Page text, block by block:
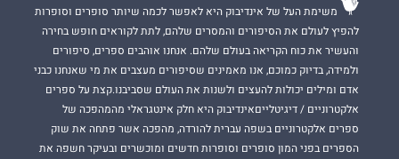
משימת העל של אינדיבוק היא לאפשר לכמה שיותר סופרים וסופרות
להפיץ לעולם את הסיפורים והמסרים שלהם, לתת לקוראים חופש בחירה
והעשיר את כוח הקריאה בעולם שלהם. אנחנו אוהבים ספרים, סיפורים
ולמידה, בדיוק כמוכם, אנו מאמינים שסיפורים מעצבים את מי שאנחנו כבני
אדם ומילים יכולות להעצים ולשנות את העולם שסביבנו.קצת על ספרים
אלקטרוניים / דיגיטלייםאינדיבוק היא חלק אינטגראלי מהמהפכה של
ספרים אלקטרוניים בשפה עברית להורדה, מהפכה אשר פתחה את שוק
הספרים בפני המון סופרים וסופרות חדשים ומוכשרים ובעיקר חשפה את